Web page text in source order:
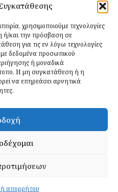
χρησιμοποιούμε τεχνολογίες
ή/και την πρόσβαση σε
για τις εν λόγω τεχνολογίες
δεδομένα προσωπικού
ή μοναδικά
Η μη συγκατάθεση ή η
να επηρεάσει αρνητικά
απορρήτου
επεξεργασμένα
πολιτική απορρήτου
.